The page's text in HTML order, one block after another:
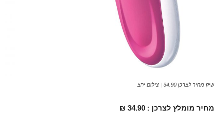
שיק מחיר לצרכן 34.90 | צילום יחצ
מחיר מומלץ לצרכן : 34.90 ₪